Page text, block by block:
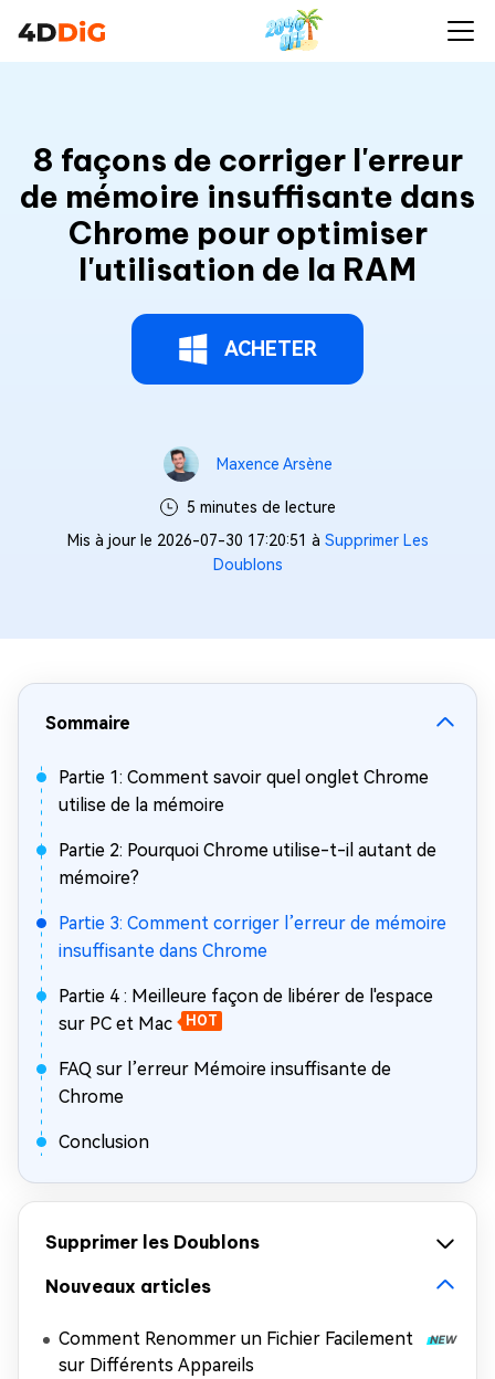
8 façons de corriger l'erreur
de mémoire insuffisante dans
Chrome pour optimiser
l'utilisation de la RAM
ACHETER
Maxence Arsène
5 minutes de lecture
Mis à jour le 2026-07-30 17:20:51 à Supprimer Les
Doublons
Sommaire
Partie 1: Comment savoir quel onglet Chrome
utilise de la mémoire
Partie 2: Pourquoi Chrome utilise-t-il autant de
mémoire?
Partie 3: Comment corriger l’erreur de mémoire
insuffisante dans Chrome
Partie 4 : Meilleure façon de libérer de l'espace
sur PC et Mac
HOT
FAQ sur l’erreur Mémoire insuffisante de
Chrome
Conclusion
Supprimer les Doublons
Nouveaux articles
Comment Renommer un Fichier Facilement
sur Différents Appareils